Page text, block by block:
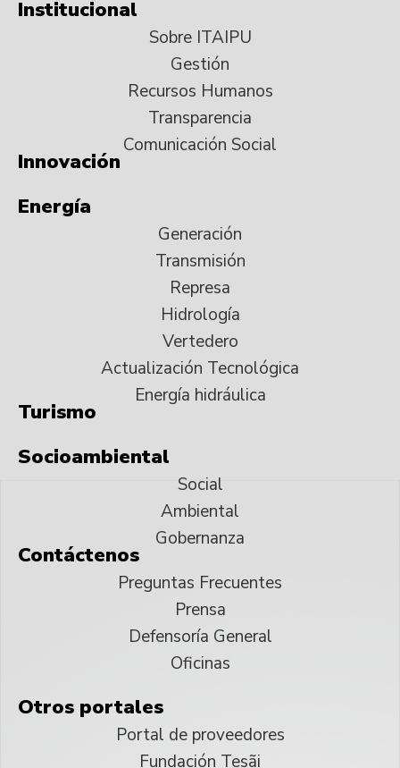
Institucional
Sobre ITAIPU
Gestión
Recursos Humanos
Transparencia
Comunicación Social
Innovación
Energía
Generación
Transmisión
Represa
Hidrología
Vertedero
Actualización Tecnológica
Energía hidráulica
Turismo
Socioambiental
Social
Ambiental
Gobernanza
Contáctenos
Preguntas Frecuentes
Prensa
Defensoría General
Oficinas
Otros portales
Portal de proveedores
Fundación Tesãi